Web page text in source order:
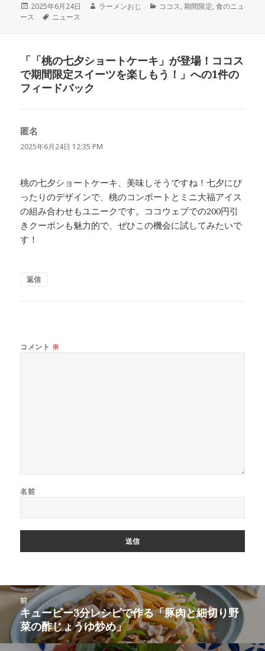
投
稿
2025年6月24日
作
ラーメンおじ
カ
ココス,期間限定,食のニュ
ース
タ
ニュース
「「桃の七夕ショートケーキ」が登場！ココス
で期間限定スイーツを楽しもう！」への1件の
フィードバック
匿名
り:
2025年6月24日 12:35 PM
桃の七夕ショートケーキ、美味しそうですね！七夕にぴ
ったりのデザインで、桃のコンポートとミニ大福アイス
の組み合わせもユニークです。ココウェブでの200円引
きクーポンも魅力的で、ぜひこの機会に試してみたいで
す！
返信
コメント ※
名前
投
前
前
の
投
キューピー3分レシピで作る「豚肉と細切り野
菜の酢じょうゆ炒め」